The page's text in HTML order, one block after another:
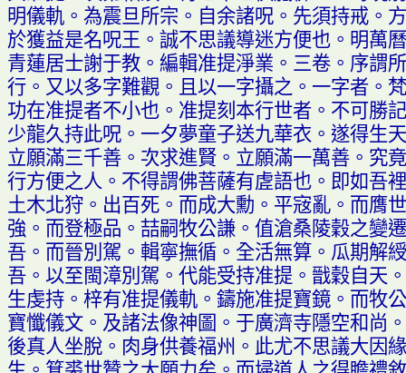
明儀軌。 為震旦所宗 。 自余諸呪。 先須持戒。
於獲益是名呪王 。 誠不思議導迷方便也。 明萬
青蓮居士謝于教。 編輯准提淨業 。 三卷。 序謂
行。 又以多字難觀。 且以一字攝之 。 一字者。
功在准提者不小也。 准提刻本行世者。 不可勝記
少龍久持此呪。 一夕夢童子送九華衣 。 遂得生天
立願滿三千善。 次求進賢。 立願滿一萬善。 究
行方便之人 。 不得謂佛菩薩有虗語也。 即如吾
土木北狩。 出百死。 而成大勳 。 平宼亂。 而膺
強 。 而登極品 。喆嗣牧公謙。 值滄桑陵穀之變遷
吾。 而晉別駕 。 輯寧撫循。 全活無算。 瓜期解綬
吾。 以至閩漳別駕 。 代能受持准提 。 戩穀自天 。
生虔持。 梓有准提儀軌。 鑄施准提寶鏡。 而牧公
寶懺儀文。 及諸法像神圖 。 于廣濟寺隱空和尚 。
後真人坐脫。 肉身供養福州 。 此尤不思議大因緣